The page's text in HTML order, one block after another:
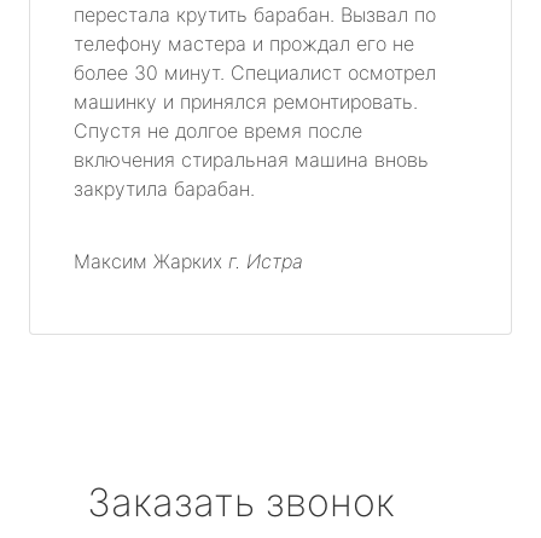
перестала крутить барабан. Вызвал по
телефону мастера и прождал его не
более 30 минут. Специалист осмотрел
машинку и принялся ремонтировать.
Спустя не долгое время после
включения стиральная машина вновь
закрутила барабан.
Максим Жарких г. Истра
Заказать звонок